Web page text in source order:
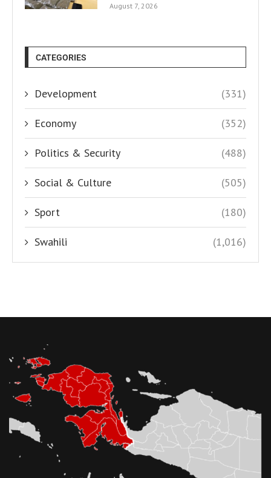
August 7, 2026
CATEGORIES
Development (331)
Economy (352)
Politics & Security (488)
Social & Culture (505)
Sport (180)
Swahili (1,016)